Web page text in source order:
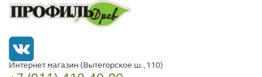
Интернет магазин (Вытегорское ш., 110)